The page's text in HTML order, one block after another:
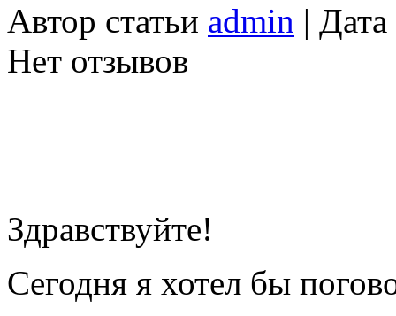
Автор статьи admin |
Нет отзывов
Здравствуйте!
Сегодня я хотел бы